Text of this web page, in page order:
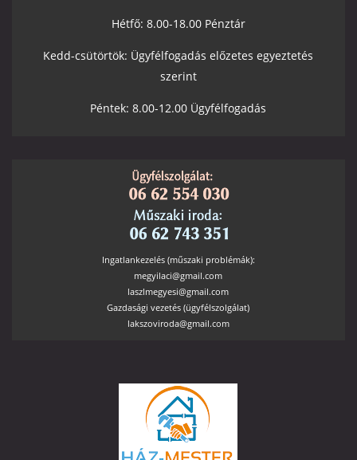
Hétfő: 8.00-18.00 Pénztár
Kedd-csütörtök: Ügyfélfogadás előzetes egyeztetés
szerint
Péntek: 8.00-12.00 Ügyfélfogadás
Ingatlankezelés (műszaki problémák):
megyilaci@gmail.com
laszlmegyesi@gmail.com
Gazdasági vezetés (ügyfélszolgálat)
lakszoviroda@gmail.com